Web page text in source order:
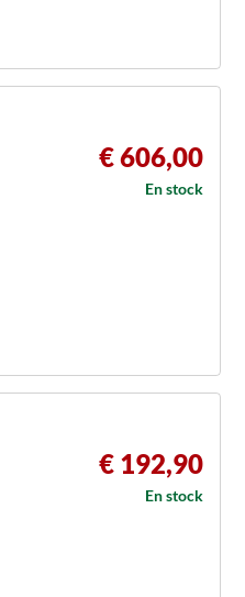
€ 606,00
En stock
€ 192,90
En stock